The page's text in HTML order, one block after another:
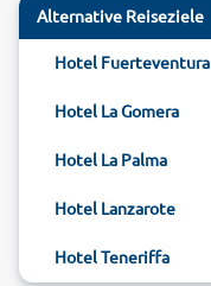
Alternative Reiseziele
Hotel Fuerteventura
Hotel La Gomera
Hotel La Palma
Hotel Lanzarote
Hotel Teneriffa